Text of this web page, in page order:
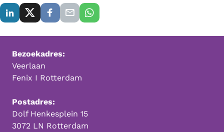
Bezoekadres:
Veerlaan
Fenix I Rotterdam
Postadres:
Dolf Henkesplein 15
3072 LN Rotterdam